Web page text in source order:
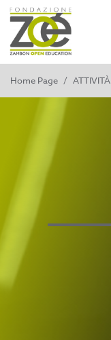
Home Page / ATTIVITÀ